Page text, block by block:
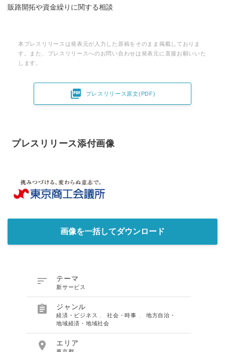
販路開拓や資金繰りに関する相談
本プレスリリースは発表元が入力した原稿をそのまま掲載しておりま
す。また、プレスリリースへのお問い合わせは発表元に直接お願いいた
します。
 プレスリリース原文(PDF)
プレスリリース添付画像
画像を一括してダウンロード
 テーマ
新サービス
 ジャンル
経済・ビジネス 、社会・時事
地方自治・
地域経済・地域社会
 エリア